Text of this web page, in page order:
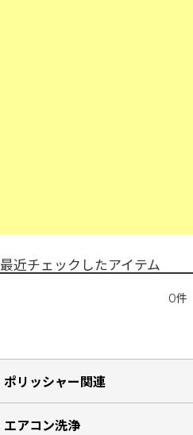
最近チェックしたアイテム
0件
ポリッシャー関連
エアコン洗浄